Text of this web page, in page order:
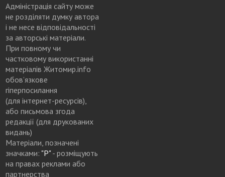
Адміністрація сайту може
не розділяти думку автора
і не несе відповідальності
за авторські матеріали.
При повному чи
частковому використанні
матеріалів Житомир.info
обов’язкове
гіперпосилання
(для інтернет-ресурсів),
або письмова згода
редакції (для друкованих
видань)
Матеріали, позначені
значками: "Р"- розміщують
на правах реклами або
партнерства